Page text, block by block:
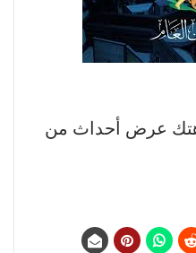
هتك عرض أحداث من